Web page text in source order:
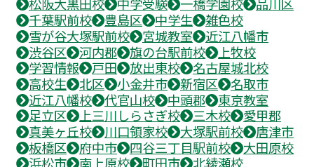
松阪大黒田校
中学受験 一橋学園校
品川区
千葉駅前校
豊島区 中学生
雑色校
雪が谷大塚駅前校
宮城教室
近江八幡市
渋谷区
河内郡 旗の台駅前校
上牧校
学習情報
戸田 放出東校
名古屋城北校
高校生
北区 小金井市 新宿区
名取市
近江八幡校
代官山校 中頭郡
東京教室
足立区
上三川しらさぎ校 三木校
愛甲郡
真美ヶ丘校
川口領家校 大塚駅前校
唐津市
板橋区
府中市 四谷三丁目駅前校
大田原校
浜松市
南上原校 町田市
北綾瀬校